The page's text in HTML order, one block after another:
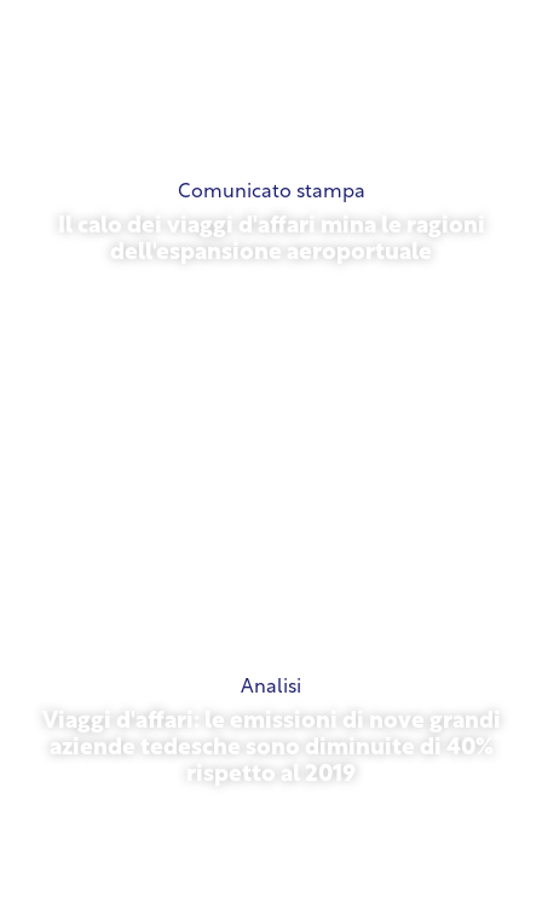
Comunicato stampa
Il calo dei viaggi d'affari mina le ragioni
dell'espansione aeroportuale
Analisi
Viaggi d'affari: le emissioni di nove grandi
aziende tedesche sono diminuite di 40%
rispetto al 2019